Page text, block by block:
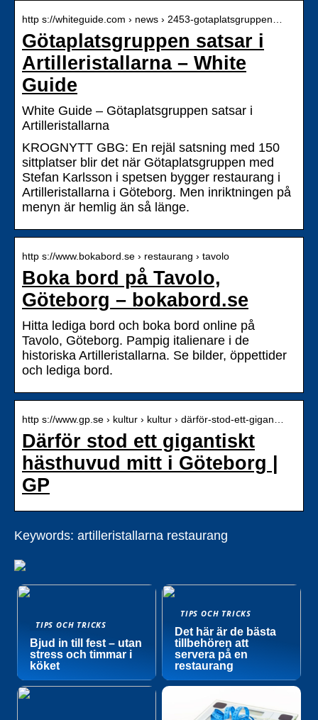
http s://whiteguide.com › news › 2453-gotaplatsgruppen…
Götaplatsgruppen satsar i
Artilleristallarna – White
Guide
White Guide – Götaplatsgruppen satsar i
Artilleristallarna
KROGNYTT GBG: En rejäl satsning med 150
sittplatser blir det när Götaplatsgruppen med
Stefan Karlsson i spetsen bygger restaurang i
Artilleristallarna i Göteborg. Men inriktningen på
menyn är hemlig än så länge.
http s://www.bokabord.se › restaurang › tavolo
Boka bord på Tavolo,
Göteborg – bokabord.se
Hitta lediga bord och boka bord online på
Tavolo, Göteborg. Pampig italienare i de
historiska Artilleristallarna. Se bilder, öppettider
och lediga bord.
http s://www.gp.se › kultur › kultur › därför-stod-ett-gigan…
Därför stod ett gigantiskt
hästhuvud mitt i Göteborg |
GP
Keywords: artilleristallarna restaurang
TIPS OCH TRICKS
Bjud in till fest – utan
stress och timmar i
köket
TIPS OCH TRICKS
Det här är de bästa
tillbehören att
servera på en
restaurang